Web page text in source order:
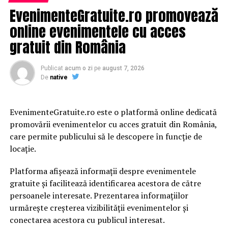
Surpriză uriașă! Celebru concurent Exatlon care va
participa la Eurovision. Nimeni nu a știut | JiulAZI
NU RATATI
HOROSCOP 29 ianuarie. Zodia care trece printr-o
perioadă excelentă, mai ales în ceea ce priveşte
profesia | JiulAZI
EvenimenteGratuite.ro promovează
online evenimentele cu acces
gratuit din România
Publicat acum o zi pe august 7, 2026
De native
EvenimenteGratuite.ro este o platformă online dedicată
promovării evenimentelor cu acces gratuit din România,
care permite publicului să le descopere în funcție de
locație.
Platforma afișează informații despre evenimentele
gratuite și facilitează identificarea acestora de către
persoanele interesate. Prezentarea informațiilor
urmărește creșterea vizibilității evenimentelor și
conectarea acestora cu publicul interesat.